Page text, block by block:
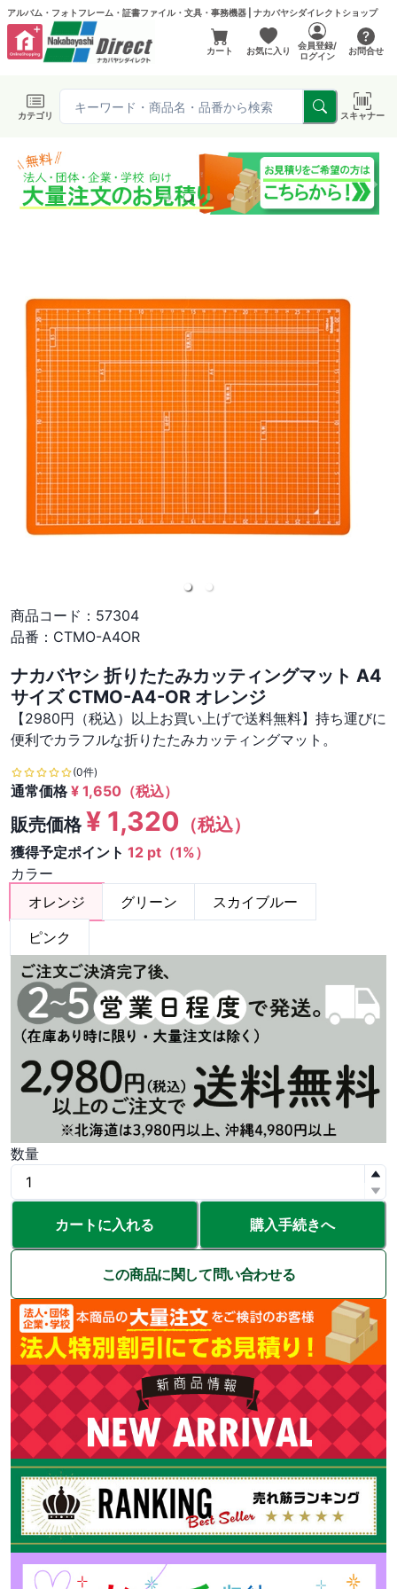
アルバム・フォトフレーム・証書ファイル・文具・事務機器 | ナカバヤシダイレクトショップ
カート お気に入り
会員登録/
ログイン
お問合せ
カテゴリ スキャナー
商品コード： 57304
品番： CTMO-A4OR
ナカバヤシ 折りたたみカッティングマット A4
サイズ CTMO-A4-OR オレンジ
【2980円（税込）以上お買い上げで送料無料】持ち運びに
便利でカラフルな折りたたみカッティングマット。
(0件)
通常価格¥ 1,650 （税込）
販売価格¥ 1,320 （税込）
獲得予定ポイント 12 pt（1%）
カラー
オレンジ
グリーン
スカイブルー
ピンク
数量
カートに入れる 購入手続きへ
この商品に関して問い合わせる